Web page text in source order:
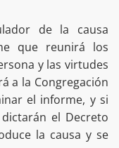
de la causa
que reunirá los
y las virtudes
a la Congregación
el informe, y si
el Decreto
la causa y se